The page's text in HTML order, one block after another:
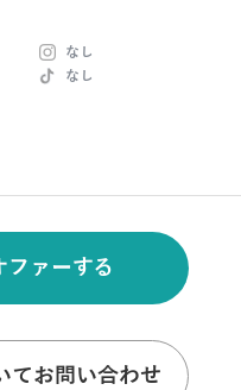
なし
なし
ファーする
てお問い合わせ